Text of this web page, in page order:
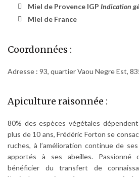
Miel de Provence IGP Indication
Miel de France
Coordonnées :
Adresse : 93, quartier Vaou Negre Est,
Apiculture raisonnée :
80% des espèces végétales
plus de 10 ans, Frédéric Forton se
ruches, à l’amélioration continue de
apportés à ses abeilles. Passionné
bénéficier du transfert de